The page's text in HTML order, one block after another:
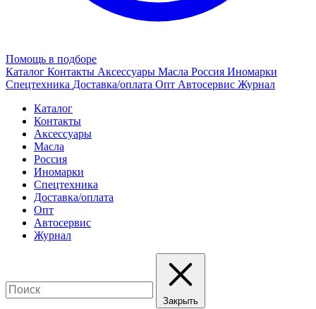
Помощь в подборе
Каталог Контакты Аксессуары Масла Россия Иномарки
Спецтехника Доставка/оплата Опт Автосервис Журнал
Каталог
Контакты
Аксессуары
Масла
Россия
Иномарки
Спецтехника
Доставка/оплата
Опт
Автосервис
Журнал
Закрыть